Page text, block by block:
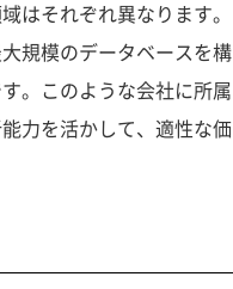
はそれぞれ異なります。
規模のデータベースを構
。このような会社に所属
力を活かして、適性な価